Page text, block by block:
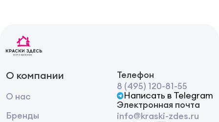
О компании
О нас
Бренды
Телефон
8 (495) 120-81-55
Написать в Telegram
Электронная почта
info@kraski-zdes.ru